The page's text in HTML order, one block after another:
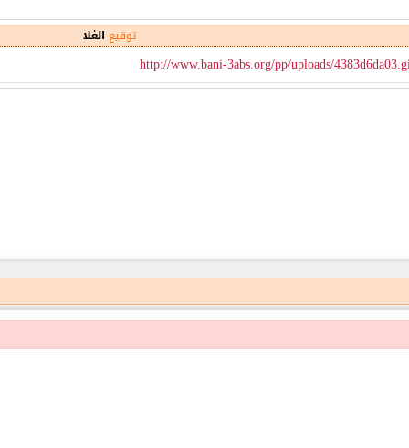
توقيع الغلا
http://www.bani-3abs.org/pp/uploads/